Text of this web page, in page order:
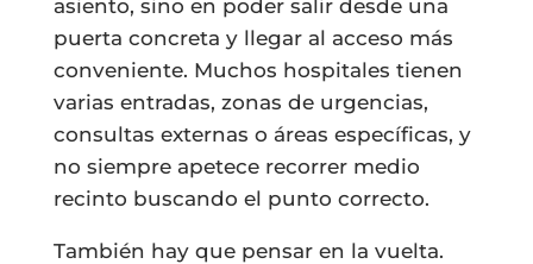
asiento, sino en poder salir desde una
puerta concreta y llegar al acceso más
conveniente. Muchos hospitales tienen
varias entradas, zonas de urgencias,
consultas externas o áreas específicas, y
no siempre apetece recorrer medio
recinto buscando el punto correcto.
También hay que pensar en la vuelta.